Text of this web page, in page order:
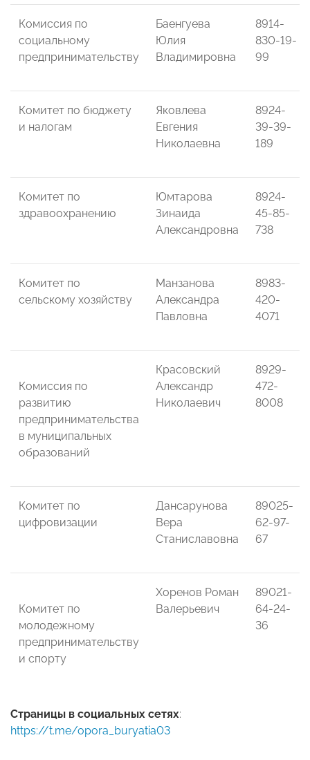
Комиссия по
социальному
предпринимательству
Баенгуева
Юлия
Владимировна
8914-
830-19-
99
Комитет по бюджету
и налогам
Яковлева
Евгения
Николаевна
8924-
39-39-
189
Комитет по
здравоохранению
Юмтарова
Зинаида
Александровна
8924-
45-85-
738
Комитет по
сельскому хозяйству
Манзанова
Александра
Павловна
8983-
420-
4071
Комиссия по
развитию
предпринимательства
в муниципальных
образований
Красовский
Александр
Николаевич
8929-
472-
8008
Комитет по
цифровизации
Дансарунова
Вера
Станиславовна
89025-
62-97-
67
Комитет по
молодежному
предпринимательству
и спорту
Хоренов Роман
Валерьевич
89021-
64-24-
36
Страницы в социальных сетях:
https://t.me/opora_buryatia03